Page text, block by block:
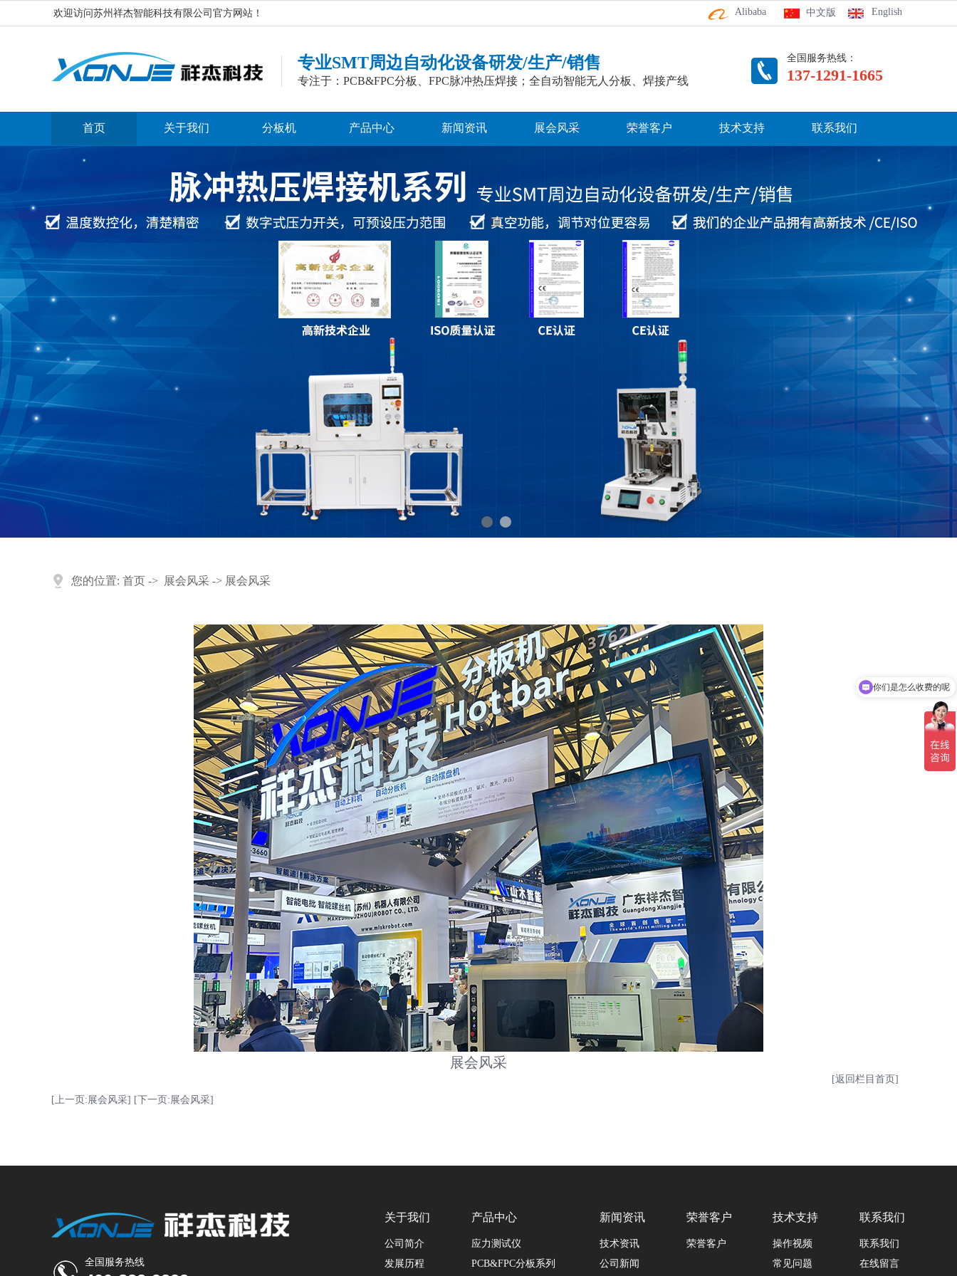
137-1291-1665
欢迎访问苏州祥杰智能科技有限公司官方网站！
全国服务热线：
专业SMT周边自动化设备研发/生产/销售
专注于：PCB&FPC分板、FPC脉冲热压焊接；全自动智能无人分板、焊接产线
Alibaba 中文版 English
首页 关于我们 分板机 产品中心 新闻资讯 展会风采 荣誉客户 技术支持 联系我们
您的位置: 首页 -> 展会风采 -> 展会风采
展会风采
[返回栏目首页]
[上一页:展会风采] [下一页:展会风采]
产品中心
应力测试仪
PCB&FPC分板系列
新闻资讯
技术资讯
公司新闻
荣誉客户
荣誉客户
技术支持
操作视频
常见问题
联系我们
联系我们
在线留言
关于我们
公司简介
发展历程
全国服务热线
现在有优惠活动吗